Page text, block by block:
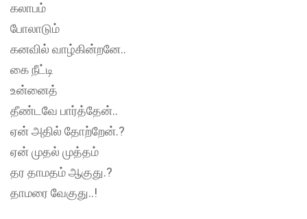
கலாபம்
போலாடும்
கனவில் வாழ்கின்றனே..
கை நீட்டி
உன்னைத்
தீண்டவே பார்த்தேன்..
ஏன் அதில் தோற்றேன்.?
ஏன் முதல் முத்தம்
தர தாமதம் ஆகுது.?
தாமரை வேகுது..!